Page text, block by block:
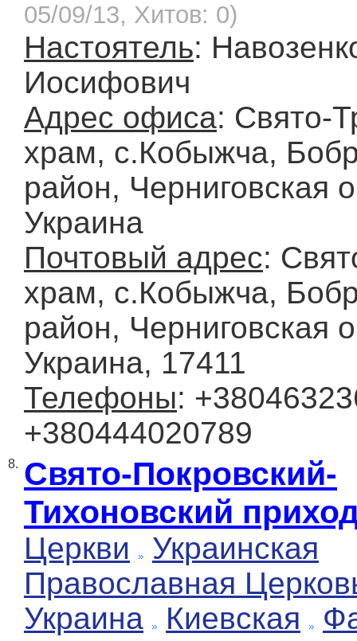
05/09/13, Хитов: 0)
Настоятель:
Иосифович
Адрес офиса: Свято-
храм, c.Кобыжча,
район, Черниговская
Украина
Почтовый адрес:
храм, c.Кобыжча,
район, Черниговская
Украина, 17411
Телефоны:
+380444020789
8. Свято-Покровский-
Тихоновский
Церкви
Украинская
Православная
Украина
Киевская